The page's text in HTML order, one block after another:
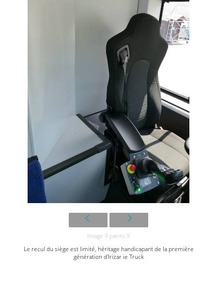
Image 9 parmi 9
Le recul du siège est limité, héritage handicapant de la première
génération d'Irizar ie Truck